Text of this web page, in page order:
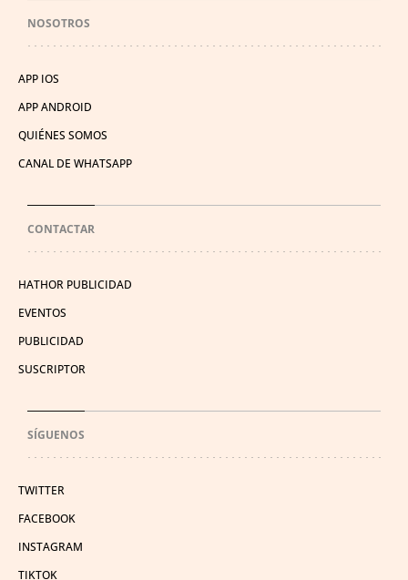
NOSOTROS
APP IOS
APP ANDROID
QUIÉNES SOMOS
CANAL DE WHATSAPP
CONTACTAR
HATHOR PUBLICIDAD
EVENTOS
PUBLICIDAD
SUSCRIPTOR
SÍGUENOS
TWITTER
FACEBOOK
INSTAGRAM
TIKTOK